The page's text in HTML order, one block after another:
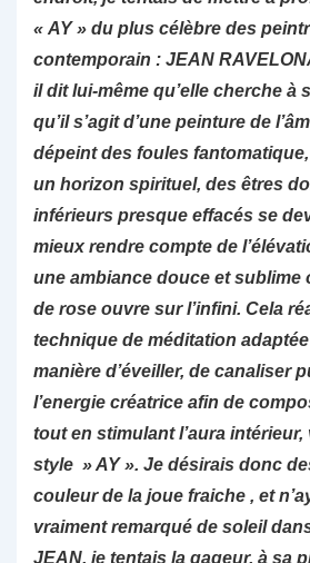
« AY » du plus célèbre des
contemporain : JEAN
il dit lui-même qu’elle cherche à
qu’il s’agit d’une peinture de
dépeint des foules
un horizon spirituel, des êtres
inférieurs presque effacés se
mieux rendre compte de
une ambiance douce et sublime
de rose ouvre sur l’infini. Cela
technique de méditation
manière d’éveiller, de canaliser
l’energie créatrice afin de
tout en stimulant l’aura
style » AY ». Je désirais donc
couleur de la joue fraiche , et
vraiment remarqué de soleil
JEAN, je tentais la gageur, à sa